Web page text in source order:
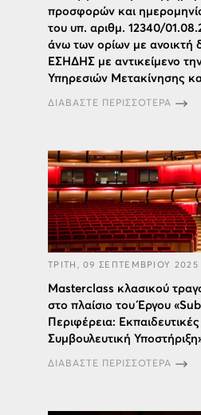
προσφορών και
του υπ. αριθμ. 12340/
άνω των ορίων με ανοικτή
ΕΣΗΔΗΣ με αντικείμενο
Υπηρεσιών Μετακίνησης
ΔΙΑΒΑΣΤΕ ΠΕΡΙΣΣΟΤΕΡΑ
ΤΡΙΤΗ, 09 ΣΕΠΤΕΜΒΡΙΟΥ 2025
Masterclass κλασικού
στο πλαίσιο του Έργου
Περιφέρεια:
Συμβουλευτική
ΔΙΑΒΑΣΤΕ ΠΕΡΙΣΣΟΤΕΡΑ